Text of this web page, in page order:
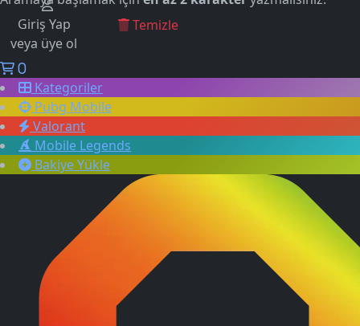
GEÇMİŞ ARAMALAR
Temizle
Giriş Yap
veya üye ol
0
Kategoriler
Pubg Mobile
Valorant
Mobile Legends
Bakiye Yükle